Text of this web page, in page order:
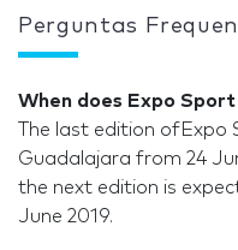
Perguntas
When does Expo
The last edition ofExpo
Guadalajara from 24
the next edition is
June 2019.